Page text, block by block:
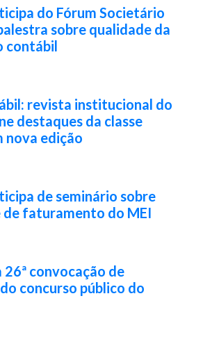
do Fórum Societário
sobre qualidade da
contábil
revista institucional do
destaques da classe
nova edição
de seminário sobre
faturamento do MEI
26ª convocação de
concurso público do